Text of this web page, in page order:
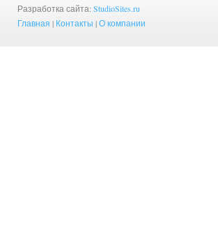
Разработка сайта: StudioSites.ru
Главная | Контакты |О компании